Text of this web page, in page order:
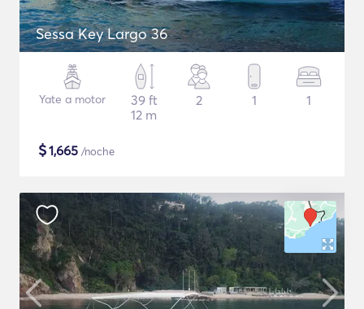
Sessa Key Largo 36
Yate a motor
39 ft
12 m
2 1 1
$1,665 /noche